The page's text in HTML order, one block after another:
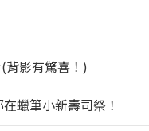
影有驚喜！)
蠟筆小新壽司祭！